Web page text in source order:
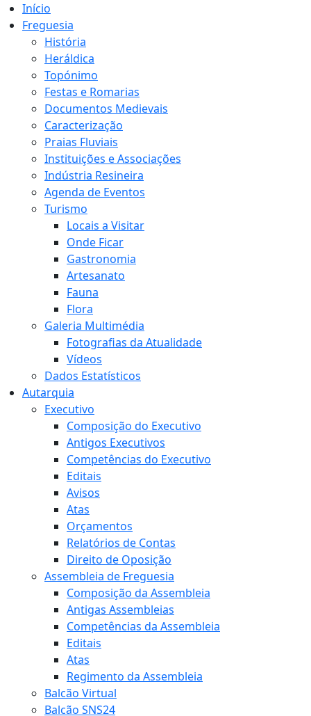
Início
Freguesia
História
Heráldica
Topónimo
Festas e Romarias
Documentos Medievais
Caracterização
Praias Fluviais
Instituições e Associações
Indústria Resineira
Agenda de Eventos
Turismo
Locais a Visitar
Onde Ficar
Gastronomia
Artesanato
Fauna
Flora
Galeria Multimédia
Fotografias da Atualidade
Vídeos
Dados Estatísticos
Autarquia
Executivo
Composição do Executivo
Antigos Executivos
Competências do Executivo
Editais
Avisos
Atas
Orçamentos
Relatórios de Contas
Direito de Oposição
Assembleia de Freguesia
Composição da Assembleia
Antigas Assembleias
Competências da Assembleia
Editais
Atas
Regimento da Assembleia
Balcão Virtual
Balcão SNS24